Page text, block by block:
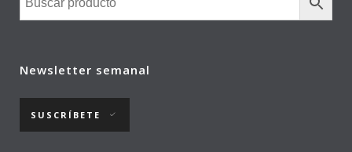
Newsletter semanal
SUSCRÍBETE